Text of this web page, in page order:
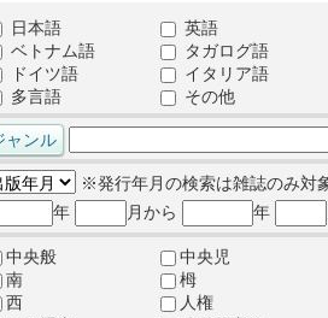
日本語
英語
ベトナム語
タガログ語
ドイツ語
イタリア語
多言語
その他
※発行年月の検索は雑誌のみ対
年
月から 年
中央般
中央児
南
栂
西
人権